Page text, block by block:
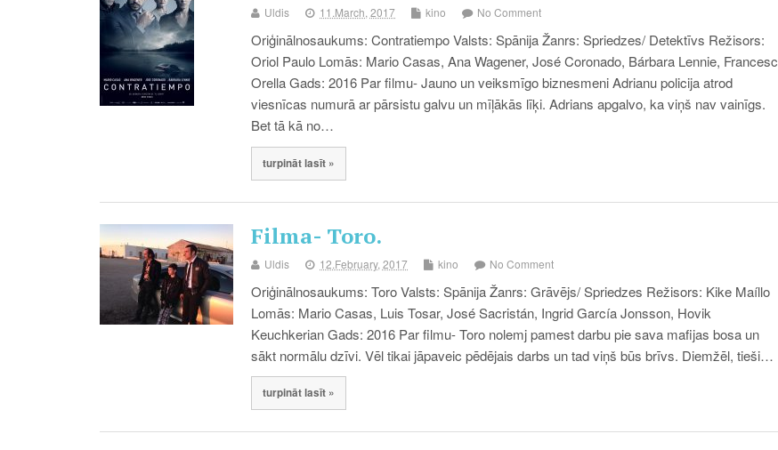
Uldis 11.March, 2017 kino No Comment
Oriģinālnosaukums: Contratiempo Valsts: Spānija Žanrs: Spriedzes/ Detektīvs Režisors:
Oriol Paulo Lomās: Mario Casas, Ana Wagener, José Coronado, Bárbara Lennie, Francesc
Orella Gads: 2016 Par filmu- Jauno un veiksmīgo biznesmeni Adrianu policija atrod
viesnīcas numurā ar pārsistu galvu un mīļākās līķi. Adrians apgalvo, ka viņš nav vainīgs.
Bet tā kā no…
turpināt lasīt »
Filma- Toro.
Uldis 12.February, 2017 kino No Comment
Oriģinālnosaukums: Toro Valsts: Spānija Žanrs: Grāvējs/ Spriedzes Režisors: Kike Maíllo
Lomās: Mario Casas, Luis Tosar, José Sacristán, Ingrid García Jonsson, Hovik
Keuchkerian Gads: 2016 Par filmu- Toro nolemj pamest darbu pie sava mafijas bosa un
sākt normālu dzīvi. Vēl tikai jāpaveic pēdējais darbs un tad viņš būs brīvs. Diemžēl, tieši…
turpināt lasīt »